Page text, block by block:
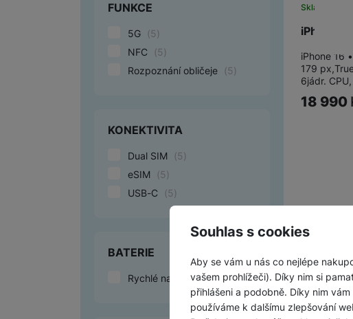
Souhlas s cookies
Aby se vám u nás co nejlépe
vašem prohlížeči). Díky nim si
přihlášeni a podobně. Díky nim
používáme k dalšímu zlepšování
FUNKCE
5G (5)
NFC
(5)
Rozpoznání obličeje
(5)
KONEKTIVITA
Dual SIM (5)
eSIM
(5)
USB-C
(5)
BATERIE
Rychlé nabíjení (5)
iPhone
Skladem
iPhone 16
179
6jádr.
18 990